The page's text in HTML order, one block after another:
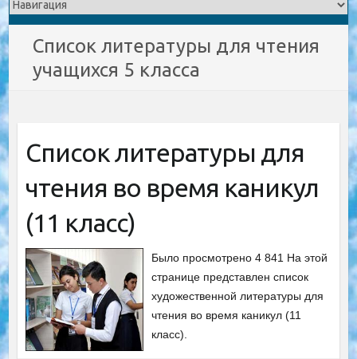
Список литературы для чтения
учащихся 5 класса
Список литературы для
чтения во время каникул
(11 класс)
Было просмотрено 4 841 На этой
странице представлен список
художественной литературы для
чтения во время каникул (11
класс).